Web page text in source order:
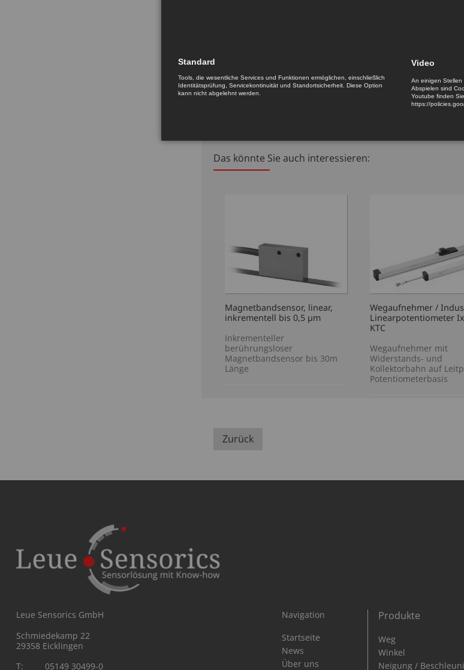
Magnetbandsensor, linear,
inkrementell bis 0,5 µm
Inkrementeller
berührungsloser
Magnetbandsensor bis 30m
Länge
Wegaufnehmer /
Linearpotentiometer
KTC
Wegaufnehmer mit
Widerstands- und
Kollektorbahn auf
Potentiometerbasis
Zurück
Leue Sensorics GmbH
Schmiedekamp 22
29358 Eicklingen
T:
05149 30499-0
Navigation
Navigation
Startseite
News
Über uns
Produkte
Navigation
überspringen
Weg
Winkel
Neigung /
Standard
Tools, die wesentliche Services und Funktionen ermöglichen, einschließlich
Identitätsprüfung, Servicekontinuität und Standortsicherheit. Diese Option
kann nicht abgelehnt werden.
Video
An einigen Stellen
Abspielen sind
Youtube finden
https://